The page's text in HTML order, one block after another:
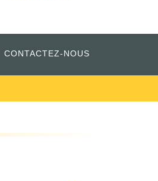
CONTACTEZ-NOUS